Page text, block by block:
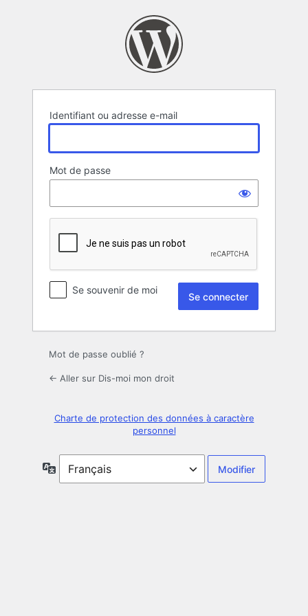
Identifiant ou adresse e-mail
Mot de passe
Se souvenir de moi
Mot de passe oublié ?
← Aller sur Dis-moi mon droit
Charte de protection des données à caractère
personnel
Langue